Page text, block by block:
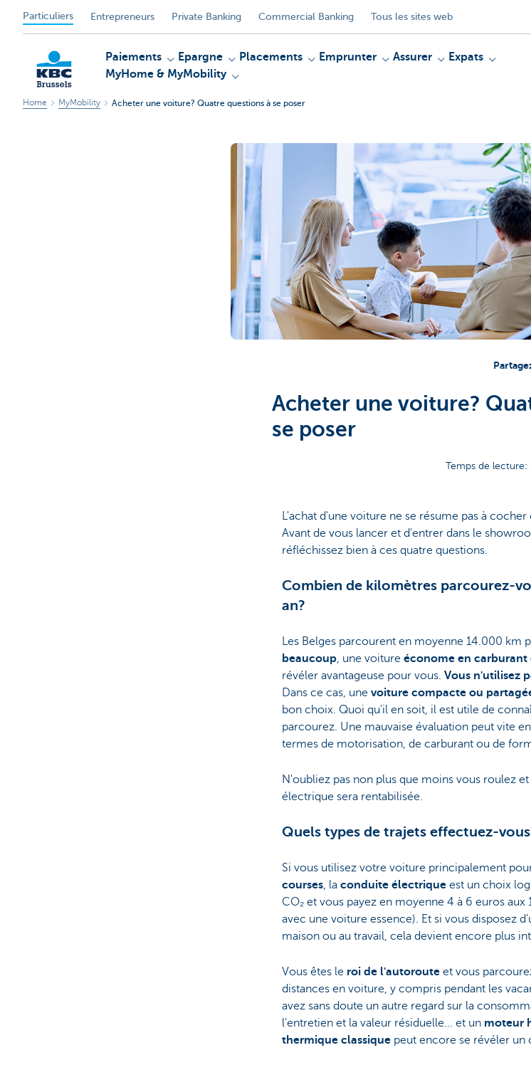
Particuliers Entrepreneurs Private Banking Commercial Banking Tous les sites web
Paiements Epargne Placements Emprunter Assurer
Expats
MyHome & MyMobility
Home MyMobility Acheter une voiture? Quatre questions à se poser
Acheter une voiture?
se poser
Temps de lecture:
L'achat d'une voiture ne se résume pas à cocher
Avant de vous lancer et d'entrer dans le
réfléchissez bien à ces quatre questions.
Combien de kilomètres parcourez-
an?
Les Belges parcourent en moyenne 14.000 km
beaucoup, une voiture économe en
révéler avantageuse pour vous. Vous n'utilisez
Dans ce cas, une voiture compacte ou
bon choix. Quoi qu'il en soit, il est utile de
parcourez. Une mauvaise évaluation peut vite
termes de motorisation, de carburant ou de
N'oubliez pas non plus que moins vous roulez
électrique sera rentabilisée.
Quels types de trajets effectuez-
Si vous utilisez votre voiture principalement
courses, la conduite électriqueest un choix
CO₂ et vous payez en moyenne 4 à 6 euros
avec une voiture essence). Et si vous disposez
maison ou au travail, cela devient encore plus
Vous êtes le roi de l'autorouteet vous
distances en voiture, y compris pendant les
avez sans doute un autre regard sur la
l'entretien et la valeur résiduelle... et un moteur
thermique classiquepeut encore se révéler un